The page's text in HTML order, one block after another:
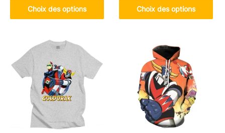
Choix des options
produit
a
variations.
Les
options
peuvent
être
choisies
la
Choix des options
Ce
produit
variations.
Les
options
peuvent
être
choisies
sur